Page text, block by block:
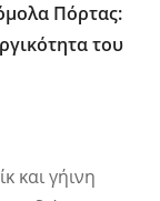
Πόρτας:
του
και γήινη